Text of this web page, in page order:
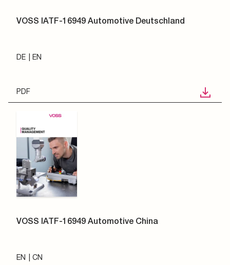
VOSS IATF-16949 Automotive Deutschland
DE EN
PDF
VOSS IATF-16949 Automotive China
EN CN